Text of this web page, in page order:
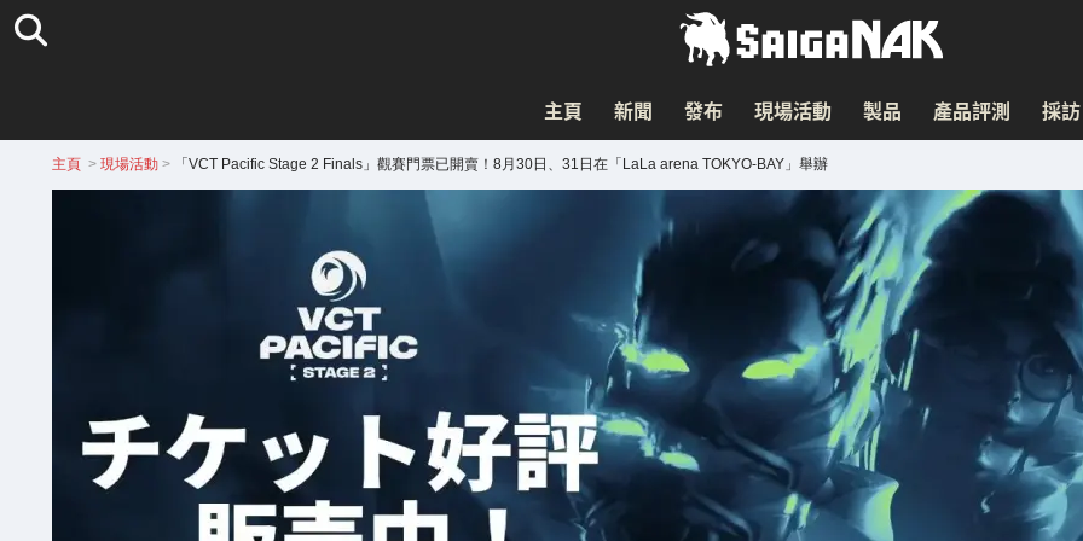
主頁 新聞 發布 現場活動 製品 產品評測 採訪
主頁 > 現場活動> 「VCT Pacific Stage 2 Finals」觀賽門票已開賣！8月30日、31日在「LaLa arena TOKYO-BAY」舉辦